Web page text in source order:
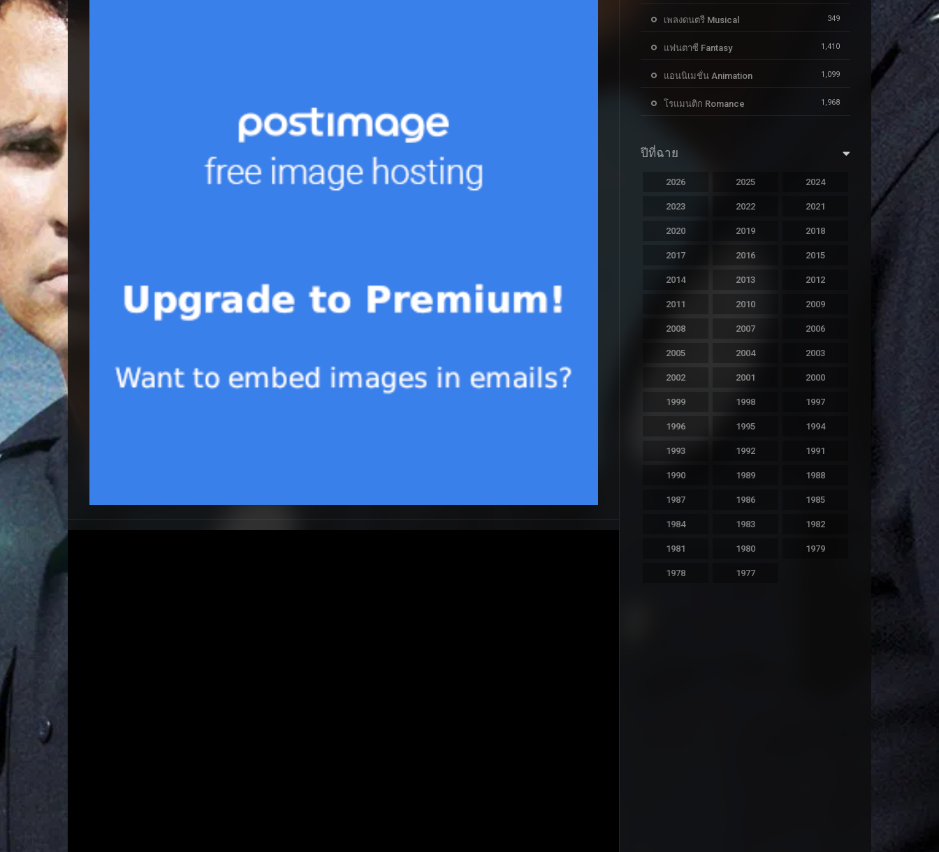
เพลงดนตรี Musical 349
แฟนตาซี Fantasy 1,410
แอนนิเมชั่น Animation 1,099
โรแมนติก Romance 1,968
ปีที่ฉาย
2026 2025 2024
2023 2022 2021
2020 2019 2018
2017 2016 2015
2014 2013 2012
2011 2010 2009
2008 2007 2006
2005 2004 2003
2002 2001 2000
1999 1998 1997
1996 1995 1994
1993 1992 1991
1990 1989 1988
1987 1986 1985
1984 1983 1982
1981 1980 1979
1978 1977